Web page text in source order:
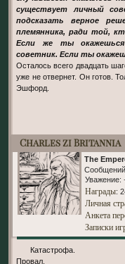
существует личный
подсказать верное
племянника, ради той,
Если же ты
советник. Если ты
Осталось всего двадцать
уже не отвернет. Он готов.
Эшфорд.
Charles zi Britannia
The
Уважение:
Награды:
Личная
Анкета
Записки
Катастрофа.
Провал.